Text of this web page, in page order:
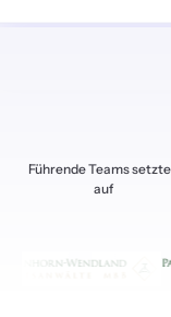
Führende Teams
auf